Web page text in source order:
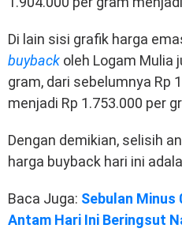
Di lain sisi grafik harga
buyback oleh Logam Mulia
gram, dari sebelumnya Rp
menjadi Rp 1.753.000 per
Dengan demikian, selisih
harga buyback hari ini
Baca Juga: Sebulan Minus
Antam Hari Ini Beringsut